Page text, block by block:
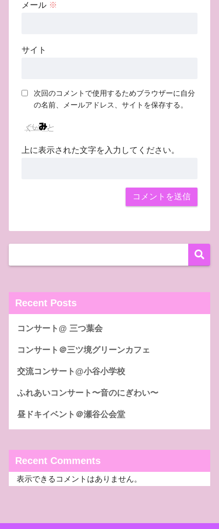
メール ※
サイト
次回のコメントで使用するためブラウザーに自分
の名前、メールアドレス、サイトを保存する。
上に表示された文字を入力してください。
Recent Posts
コンサート@ 三つ葉会
コンサート＠三ツ境グリーンカフェ
交流コンサート@小谷小学校
ふれあいコンサート〜音のにぎわい〜
昼ドキイベント＠瀬谷公会堂
Recent Comments
表示できるコメントはありません。